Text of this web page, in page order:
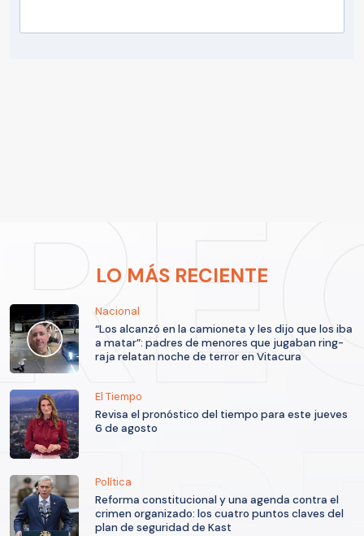
LO MÁS RECIENTE
Nacional
“Los alcanzó en la camioneta y les dijo que los iba
a matar”: padres de menores que jugaban ring-
raja relatan noche de terror en Vitacura
El Tiempo
Revisa el pronóstico del tiempo para este jueves
6 de agosto
Política
Reforma constitucional y una agenda contra el
crimen organizado: los cuatro puntos claves del
plan de seguridad de Kast